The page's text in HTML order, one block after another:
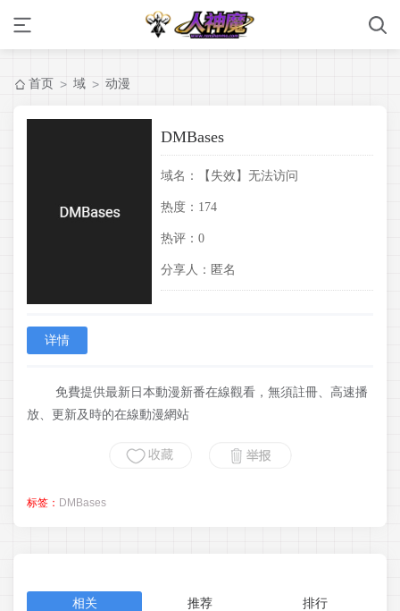
首页 > 域 > 动漫
DMBases
域名： 【失效】无法访问
热度： 174
热评： 0
分享人： 匿名
详情
免費提供最新日本動漫新番在線觀看，無須註冊、高速播
放、更新及時的在線動漫網站
标签： DMBases
相关 推荐 排行